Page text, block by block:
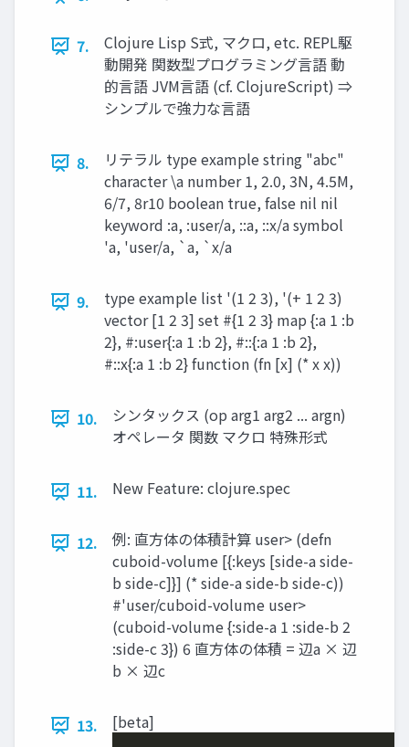
7.
Clojure Lisp S式, マクロ, etc. REPL駆
動開発 関数型プログラミング⾔語 動
的⾔語 JVM⾔語 (cf. ClojureScript) ⇒
シンプルで強⼒な⾔語
8.
リテラル type example string "abc"
character \a number 1, 2.0, 3N, 4.5M,
6/7, 8r10 boolean true, false nil nil
keyword :a, :user/a, ::a, ::x/a symbol
'a, 'user/a, `a, `x/a
9.
type example list '(1 2 3), '(+ 1 2 3)
vector [1 2 3] set #{1 2 3} map {:a 1 :b
2}, #:user{:a 1 :b 2}, #::{:a 1 :b 2},
#::x{:a 1 :b 2} function (fn [x] (* x x))
10.
シンタックス (op arg1 arg2 ... argn)
オペレータ 関数 マクロ 特殊形式
11. New Feature: clojure.spec
12.
例: 直⽅体の体積計算 user> (defn
cuboid-volume [{:keys [side-a side-
b side-c]}] (* side-a side-b side-c))
#'user/cuboid-volume user>
(cuboid-volume {:side-a 1 :side-b 2
:side-c 3}) 6 直⽅体の体積 = 辺a × 辺
b × 辺c
13. [beta]